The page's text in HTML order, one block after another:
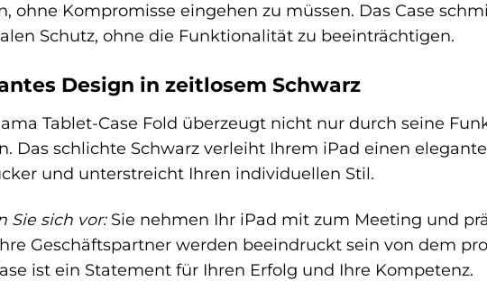
ohne Kompromisse eingehen zu müssen. Das Case
Schutz, ohne die Funktionalität zu beeinträchtigen.
Design in zeitlosem Schwarz
Tablet-Case Fold überzeugt nicht nur durch seine
Das schlichte Schwarz verleiht Ihrem iPad einen
und unterstreicht Ihren individuellen Stil.
Sie sich vor:Sie nehmen Ihr iPad mit zum Meeting und
Geschäftspartner werden beeindruckt sein von dem
ist ein Statement für Ihren Erfolg und Ihre Kompetenz.